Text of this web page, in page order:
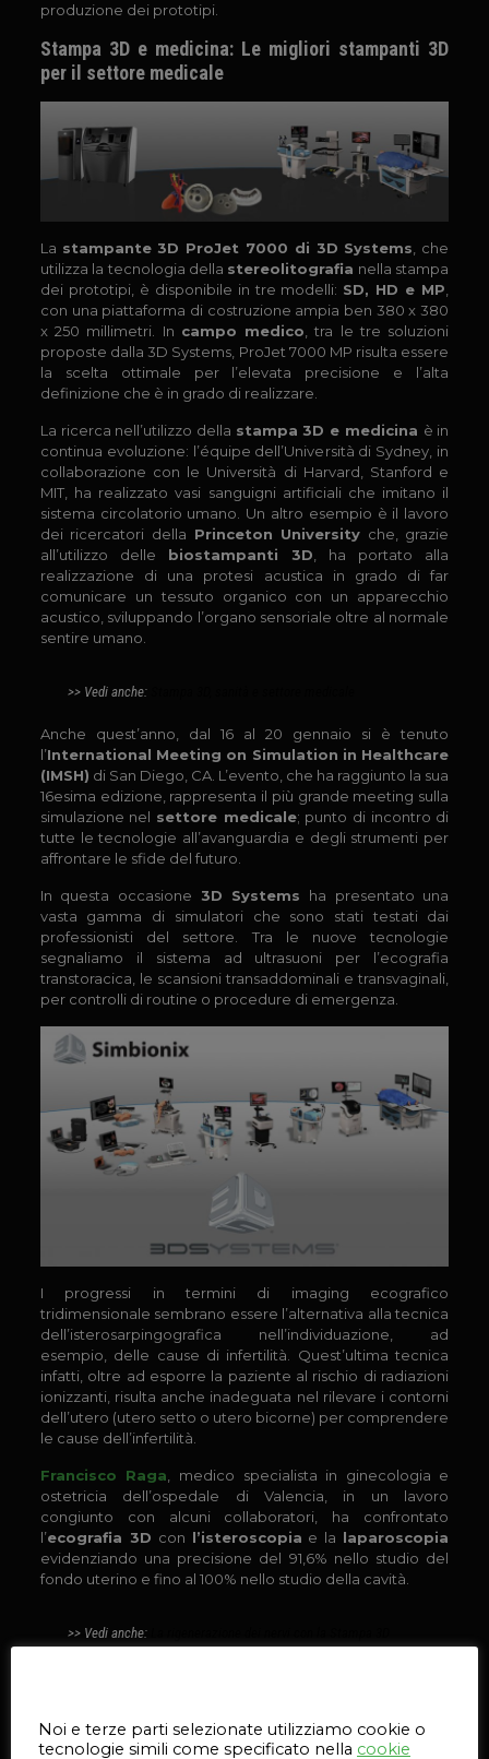
produzione dei prototipi.
Stampa 3D e medicina: Le migliori stampanti 3D
per il settore medicale
La stampante 3D ProJet 7000 di 3D Systems , che
utilizza la tecnologia della stereolitografia nella stampa
dei prototipi, è disponibile in tre modelli: SD, HD e MP
con una piattaforma di costruzione ampia ben 380 x 380
x 250 millimetri. In campo medico , tra le tre soluzioni
proposte dalla 3D Systems, ProJet 7000 MP risulta essere
la scelta ottimale per l’elevata precisione e l’alta
definizione che è in grado di realizzare.
La ricerca nell’utilizzo della stampa 3D e medicina è in
continua evoluzione: l’équipe dell’Università di Sydney, in
collaborazione con le Università di Harvard, Stanford e
MIT, ha realizzato vasi sanguigni artificiali che imitano il
sistema circolatorio umano. Un altro esempio è il lavoro
dei ricercatori della Princeton University che, grazie
all’utilizzo delle biostampanti 3D , ha portato alla
realizzazione di una protesi acustica in grado di far
comunicare un tessuto organico con un apparecchio
acustico, sviluppando l’organo sensoriale oltre al normale
sentire umano.
>> Vedi anche:
Anche quest’anno, dal 16 al 20 gennaio si è tenuto
l’International Meeting on Simulation in Healthcare
(IMSH) di San Diego, CA. L’evento, che ha raggiunto la sua
16esima edizione, rappresenta il più grande meeting sulla
simulazione nel settore medicale; punto di incontro di
tutte le tecnologie all’avanguardia e degli strumenti per
affrontare le sfide del futuro.
In questa occasione 3D Systems ha presentato una
vasta gamma di simulatori che sono stati testati dai
professionisti del settore. Tra le nuove tecnologie
segnaliamo il sistema ad ultrasuoni per l’ecografia
transtoracica, le scansioni transaddominali e transvaginali,
per controlli di routine o procedure di emergenza.
I progressi in termini di imaging ecografico
tridimensionale sembrano essere l’alternativa alla tecnica
dell’isterosarpingografica nell’individuazione, ad
esempio, delle cause di infertilità. Quest’ultima tecnica
infatti, oltre ad esporre la paziente al rischio di radiazioni
ionizzanti, risulta anche inadeguata nel rilevare i contorni
dell’utero (utero setto o utero bicorne) per comprendere
le cause dell’infertilità.
Francisco Raga , medico specialista in ginecologia e
ostetricia dell’ospedale di Valencia, in un lavoro
congiunto con alcuni collaboratori, ha confrontato
l’ecografia 3D con l’isteroscopia e la laparoscopia
evidenziando una precisione del 91,6% nello studio del
fondo uterino e fino al 100% nello studio della cavità.
>> Vedi anche:La rigenerazione dei nervi con la Stampa 3D
primaria importanza nella prevenzione e diagnosi. La
Noi e terze parti selezionate utilizziamo cookie o
tecnologie simili come specificato nella cookie